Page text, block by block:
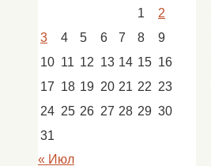
1
2
3
4 5 6 7 8
9
10 11 12 13 14 15 16
17 18 19 20 21 22 23
24 25 26 27 28 29 30
31
« Июл